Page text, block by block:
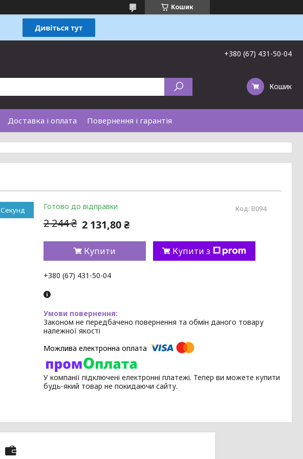
Кошик
+380 (67) 431-50-04
Кошик
Доставка і оплата Повернення і гарантія
Секунд Готово до відправки Код: B094
2 244 ₴ 2 131,80 ₴
Купити Купити з
+380 (67) 431-50-04
Законом не передбачено повернення та обмін даного товару
належної якості
У компанії підключені електронні платежі. Тепер ви можете купити
будь-який товар не покидаючи сайту.